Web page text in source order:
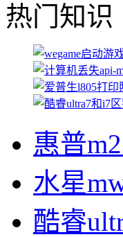
热门知识
惠普
水星
酷睿